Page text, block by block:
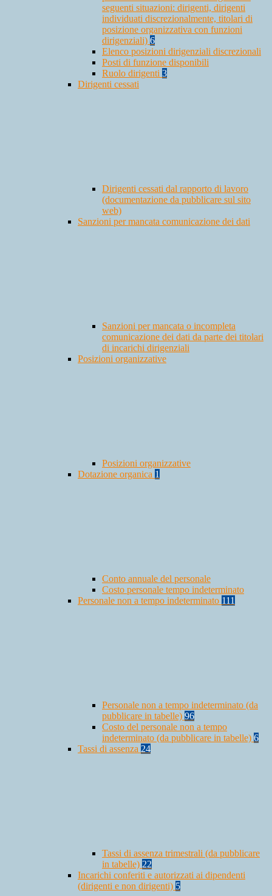
seguenti situazioni: dirigenti, dirigenti
individuati discrezionalmente, titolari di
posizione organizzativa con funzioni
dirigenziali) 6
Elenco posizioni dirigenziali discrezionali
Posti di funzione disponibili
Ruolo dirigenti 3
Dirigenti cessati
Dirigenti cessati dal rapporto di lavoro
(documentazione da pubblicare sul sito
web)
Sanzioni per mancata comunicazione dei dati
Sanzioni per mancata o incompleta
comunicazione dei dati da parte dei titolari
di incarichi dirigenziali
Posizioni organizzative
Posizioni organizzative
Dotazione organica 1
Conto annuale del personale
Costo personale tempo indeterminato
Personale non a tempo indeterminato 111
Personale non a tempo indeterminato (da
pubblicare in tabelle) 96
Costo del personale non a tempo
indeterminato (da pubblicare in tabelle) 6
Tassi di assenza 24
Tassi di assenza trimestrali (da pubblicare
in tabelle) 22
Incarichi conferiti e autorizzati ai dipendenti
(dirigenti e non dirigenti) 5